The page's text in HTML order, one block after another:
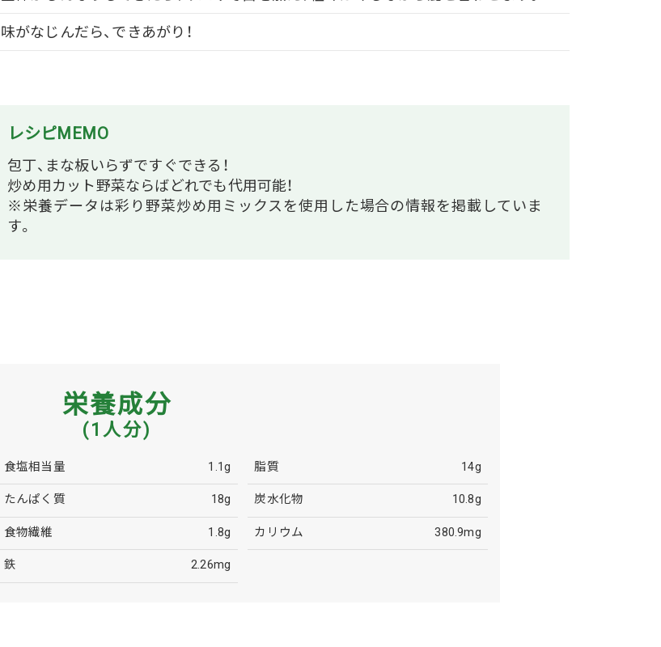
味がなじんだら、できあがり！
レシピMEMO
包丁、まな板いらずですぐできる！
炒め用カット野菜ならばどれでも代用可能！
※栄養データは彩り野菜炒め用ミックスを使用した場合の情報を掲載していま
す。
栄養成分
(1人分)
食塩相当量 1.1g 脂質 14g
たんぱく質 18g 炭水化物 10.8g
食物繊維 1.8g カリウム 380.9mg
鉄 2.26mg